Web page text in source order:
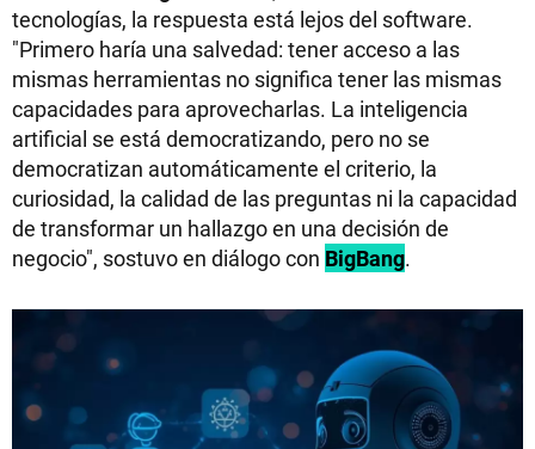
tecnologías, la respuesta está lejos del software.
"Primero haría una salvedad: tener acceso a las
mismas herramientas no significa tener las mismas
capacidades para aprovecharlas. La inteligencia
artificial se está democratizando, pero no se
democratizan automáticamente el criterio, la
curiosidad, la calidad de las preguntas ni la capacidad
de transformar un hallazgo en una decisión de
negocio", sostuvo en diálogo con BigBang.